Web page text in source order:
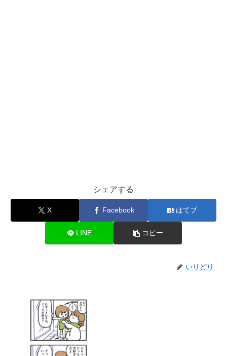
シェアする
X Facebook はてブ
LINE コピー
いりどり